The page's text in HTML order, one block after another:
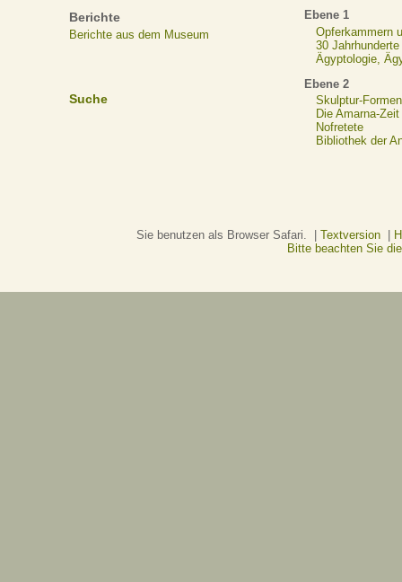
Berichte
Berichte aus dem Museum
Suche
Ebene 1
Opferkammern
30
Ägyptologie,
Ebene 2
Skulptur-Formen
Die Amarna-Zeit
Nofretete
Bibliothek der
Sie benutzen als Browser Safari. | Textversion|
Bitte beachten Sie